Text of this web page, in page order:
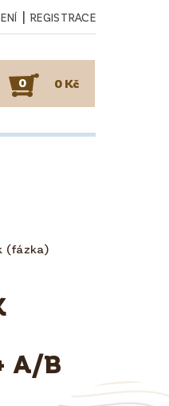
| REGISTRACE
0 0 Kč
(fázka)